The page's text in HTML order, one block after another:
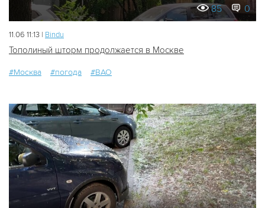
85 0
11.06 11:13 | Bindu
Тополиный шторм продолжается в Москве
#Москва #погода #ВАО